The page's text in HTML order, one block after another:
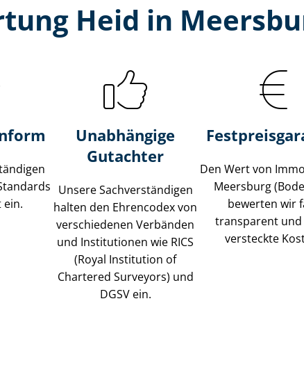
Heid in
ein.
Unabhängige
Gutachter
Unsere Sach­ver­stän­di­gen
halten den Ehrencodex von
verschiedenen Verbänden
und Institutionen wie RICS
(Royal Institution of
Chartered Surveyors) und
DGSV ein.
Den Wert von
Meersburg
bewerten wir
transparent
versteckte